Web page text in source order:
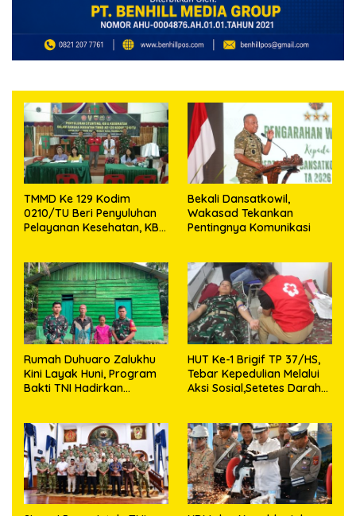
TMMD Ke 129 Kodim
0210/TU Beri Penyuluhan
Pelayanan Kesehatan, KB
Bekali Dansatkowil,
Wakasad Tekankan
Pentingnya Komunikasi
Rumah Duhuaro Zalukhu
Kini Layak Huni, Program
Bakti TNI Hadirkan
HUT Ke-1 Brigif TP 37/HS,
Tebar Kepedulian Melalui
Aksi Sosial,Setetes Darah